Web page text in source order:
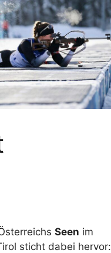
Seen im
sticht dabei hervor: